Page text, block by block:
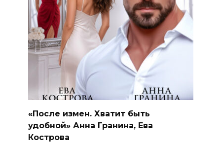
«После измен. Хватит быть
удобной» Анна Гранина, Ева
Кострова